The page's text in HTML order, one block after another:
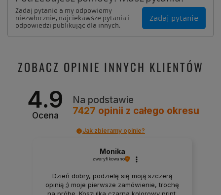
Zadaj pytanie a my odpowiemy
niezwłocznie, najciekawsze pytania i
odpowiedzi publikując dla innych.
Zadaj pytanie
ZOBACZ OPINIE INNYCH KLIENTÓW
4.9
Ocena
Na podstawie
7427 opinii z całego okresu
Jak zbieramy opinie?
Monika
zweryfikowano
Dzień dobry, podzielę się moją szczerą
opinią ;) moje pierwsze zamówienie, trochę